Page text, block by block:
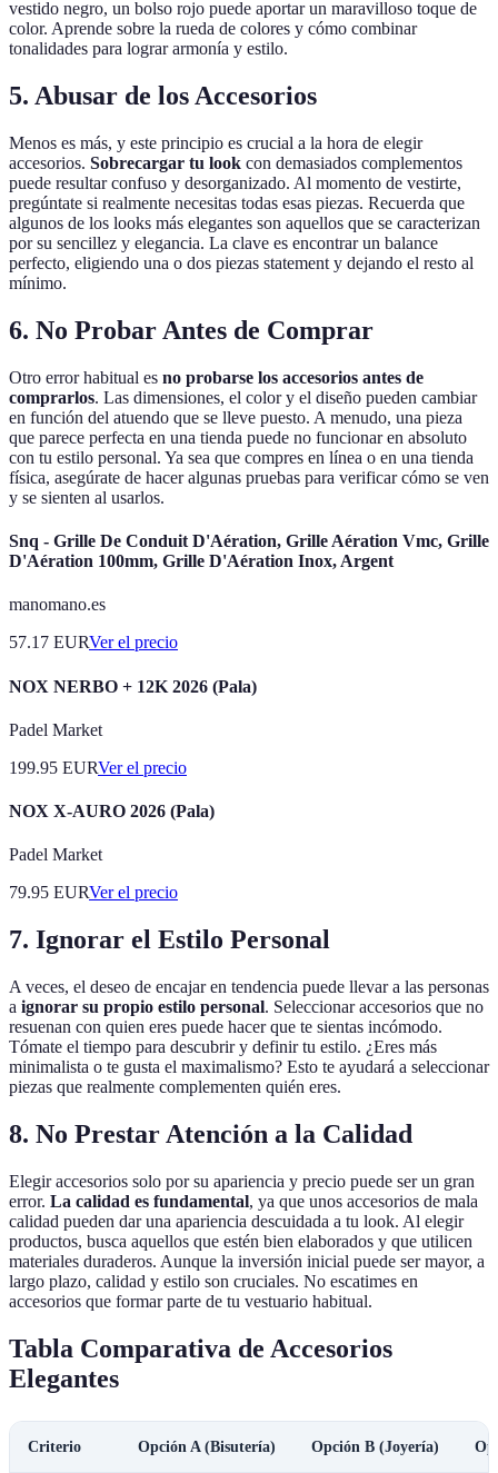
vestido negro, un bolso rojo puede aportar un maravilloso toque de
color. Aprende sobre la rueda de colores y cómo combinar
tonalidades para lograr armonía y estilo.
5. Abusar de los Accesorios
Menos es más, y este principio es crucial a la hora de elegir
accesorios. Sobrecargar tu look con demasiados complementos
puede resultar confuso y desorganizado. Al momento de vestirte,
pregúntate si realmente necesitas todas esas piezas. Recuerda que
algunos de los looks más elegantes son aquellos que se caracterizan
por su sencillez y elegancia. La clave es encontrar un balance
perfecto, eligiendo una o dos piezas statement y dejando el resto al
mínimo.
6. No Probar Antes de Comprar
Otro error habitual es no probarse los accesorios antes de
comprarlos. Las dimensiones, el color y el diseño pueden cambiar
en función del atuendo que se lleve puesto. A menudo, una pieza
que parece perfecta en una tienda puede no funcionar en absoluto
con tu estilo personal. Ya sea que compres en línea o en una tienda
física, asegúrate de hacer algunas pruebas para verificar cómo se ven
y se sienten al usarlos.
Snq - Grille De Conduit D'Aération, Grille Aération Vmc, Grille
D'Aération 100mm, Grille D'Aération Inox, Argent
manomano.es
57.17 EURVer el precio
NOX NERBO + 12K 2026 (Pala)
Padel Market
199.95 EURVer el precio
NOX X-AURO 2026 (Pala)
Padel Market
79.95 EURVer el precio
7. Ignorar el Estilo Personal
A veces, el deseo de encajar en tendencia puede llevar a las personas
a ignorar su propio estilo personal. Seleccionar accesorios que no
resuenan con quien eres puede hacer que te sientas incómodo.
Tómate el tiempo para descubrir y definir tu estilo. ¿Eres más
minimalista o te gusta el maximalismo? Esto te ayudará a seleccionar
piezas que realmente complementen quién eres.
8. No Prestar Atención a la Calidad
Elegir accesorios solo por su apariencia y precio puede ser un gran
error. La calidad es fundamental, ya que unos accesorios de mala
calidad pueden dar una apariencia descuidada a tu look. Al elegir
productos, busca aquellos que estén bien elaborados y que utilicen
materiales duraderos. Aunque la inversión inicial puede ser mayor, a
largo plazo, calidad y estilo son cruciales. No escatimes en
accesorios que formar parte de tu vestuario habitual.
Tabla Comparativa de Accesorios
Elegantes
Criterio Opción A (Bisutería) Opción B (Joyería)